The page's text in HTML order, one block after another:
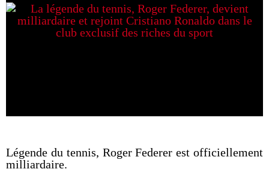
Légende du tennis, Roger Federer est officiellement
milliardaire.